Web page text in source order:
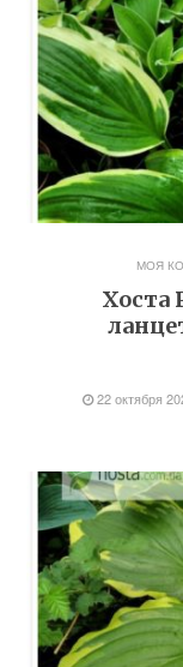
МОЯ
Хоста
22 октября